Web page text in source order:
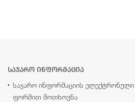
საჯარო ინფორმაცია
საჯარო ინფორმაციის ელექტრონული
ფორმით მოთხოვნა